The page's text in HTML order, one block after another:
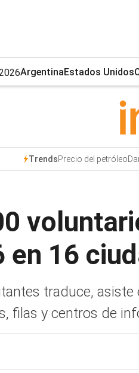
ArgentinaEstados Unidos
TrendsPrecio del petróleo
en 16
traduce,
filas y centros de